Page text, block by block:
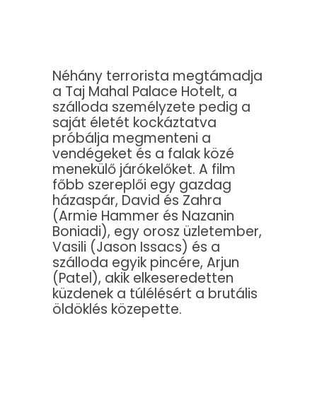
Néhány terrorista megtámadja
a Taj Mahal Palace Hotelt, a
szálloda személyzete pedig a
saját életét kockáztatva
próbálja megmenteni a
vendégeket és a falak közé
menekülő járókelőket. A film
főbb szereplői egy gazdag
házaspár, David és Zahra
(Armie Hammer és Nazanin
Boniadi), egy orosz üzletember,
Vasili (Jason Issacs) és a
szálloda egyik pincére, Arjun
(Patel), akik elkeseredetten
küzdenek a túlélésért a brutális
öldöklés közepette.